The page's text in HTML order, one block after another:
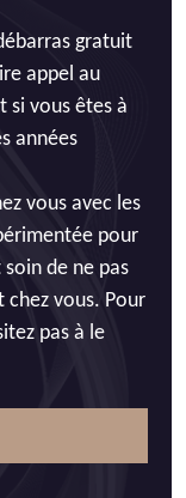
gratuit
appel au
si vous êtes à
années
vous avec les
pour
de ne pas
vous. Pour
pas à le